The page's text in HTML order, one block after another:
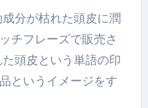
チフレーズで販売さ
頭皮という単語の印
というイメージをす